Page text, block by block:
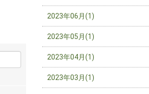
2023年06月(1)
2023年05月(1)
2023年04月(1)
2023年03月(1)